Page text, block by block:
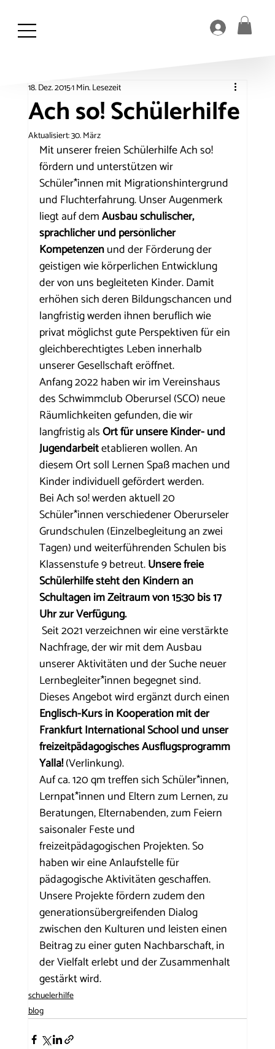
Ach so! Schülerhilfe
18. Dez. 20151 Min. Lesezeit
Aktualisiert:30. März
Mit unserer freien Schülerhilfe Ach so!
fördern und unterstützen wir
Schüler*innen mit Migrationshintergrund
und Fluchterfahrung. Unser Augenmerk
liegt auf dem Ausbau schulischer,
sprachlicher und persönlicher
Kompetenzen und der Förderung der
geistigen wie körperlichen Entwicklung
der von uns begleiteten Kinder. Damit
erhöhen sich deren Bildungschancen und
langfristig werden ihnen beruflich wie
privat möglichst gute Perspektiven für ein
gleichberechtigtes Leben innerhalb
unserer Gesellschaft eröffnet.
Anfang 2022 haben wir im Vereinshaus
des Schwimmclub Oberursel (SCO) neue
Räumlichkeiten gefunden, die wir
langfristig als Ort für unsere Kinder- und
Jugendarbeit etablieren wollen. An
diesem Ort soll Lernen Spaß machen und
Kinder individuell gefördert werden.
Bei Ach so! werden aktuell 20
Schüler*innen verschiedener Oberurseler
Grundschulen (Einzelbegleitung an zwei
Tagen) und weiterführenden Schulen bis
Klassenstufe 9 betreut. Unsere freie
Schülerhilfe steht den Kindern an
Schultagen im Zeitraum von 15:30 bis 17
Uhr zur Verfügung.
Seit 2021 verzeichnen wir eine verstärkte
Nachfrage, der wir mit dem Ausbau
unserer Aktivitäten und der Suche neuer
Lernbegleiter*innen begegnet sind.
Dieses Angebot wird ergänzt durch einen
Englisch-Kurs in Kooperation mit der
Frankfurt International School und unser
freizeitpädagogisches Ausflugsprogramm
Yalla! (Verlinkung).
Auf ca. 120 qm treffen sich Schüler*innen,
Lernpat*innen und Eltern zum Lernen, zu
Beratungen, Elternabenden, zum Feiern
saisonaler Feste und
freizeitpädagogischen Projekten. So
haben wir eine Anlaufstelle für
pädagogische Aktivitäten geschaffen.
Unsere Projekte fördern zudem den
generationsübergreifenden Dialog
zwischen den Kulturen und leisten einen
Beitrag zu einer guten Nachbarschaft, in
der Vielfalt erlebt und der Zusammenhalt
gestärkt wird.
schuelerhilfe
blog